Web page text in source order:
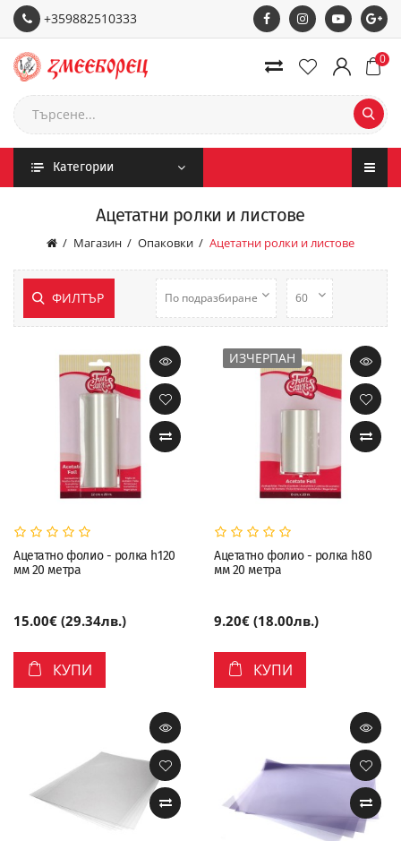
+359882510333
0
Категории
Ацетатни ролки и листове
Магазин Опаковки Ацетатни ролки и листове
ФИЛТЪР
Ацетатно фолио - ролка h120
мм 20 метра
15.00€ (29.34лв.)
КУПИ
ИЗЧЕРПАН
Ацетатно фолио - ролка h80
мм 20 метра
9.20€ (18.00лв.)
КУПИ